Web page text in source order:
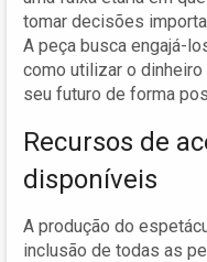
tomar decisões
A peça busca engajá-
como utilizar o
seu futuro de forma
Recursos de
disponíveis
A produção do
inclusão de todas as